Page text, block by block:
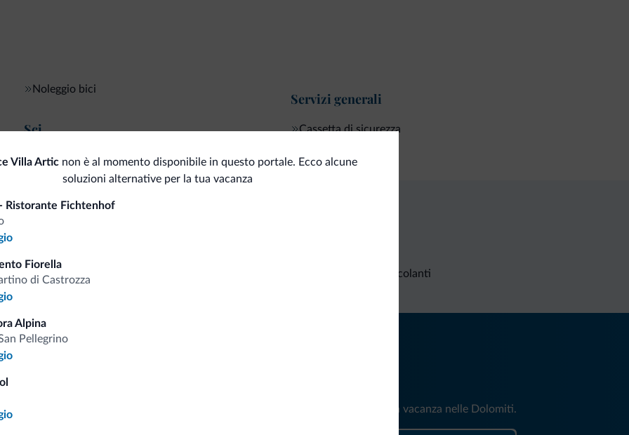
Noleggio bici
Sci
Deposito sci
Servizi generali
Cassetta di sicurezza
Villa Artic non è al momento disponibile in questo portale. Ecco alcune
soluzioni alternative per la tua vacanza
Ristorante Fichtenhof
Fiorella
di Castrozza
Alpina
Pellegrino
Tariffe vantaggiose Richieste non vincolanti
Riceverai informazioni, offerte esclusive e news per la tua vacanza nelle Dolomiti.